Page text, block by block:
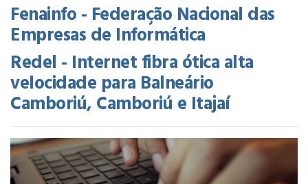
Fenainfo - Federação Nacional das
Empresas de Informática
Redel - Internet fibra ótica alta
velocidade para Balneário
Camboriú, Camboriú e Itajaí